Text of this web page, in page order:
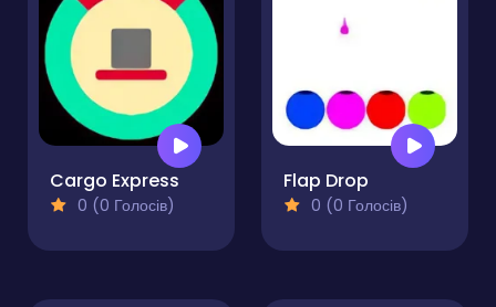
Cargo Express
0 (0 Голосів)
Flap Drop
0 (0 Голосів)